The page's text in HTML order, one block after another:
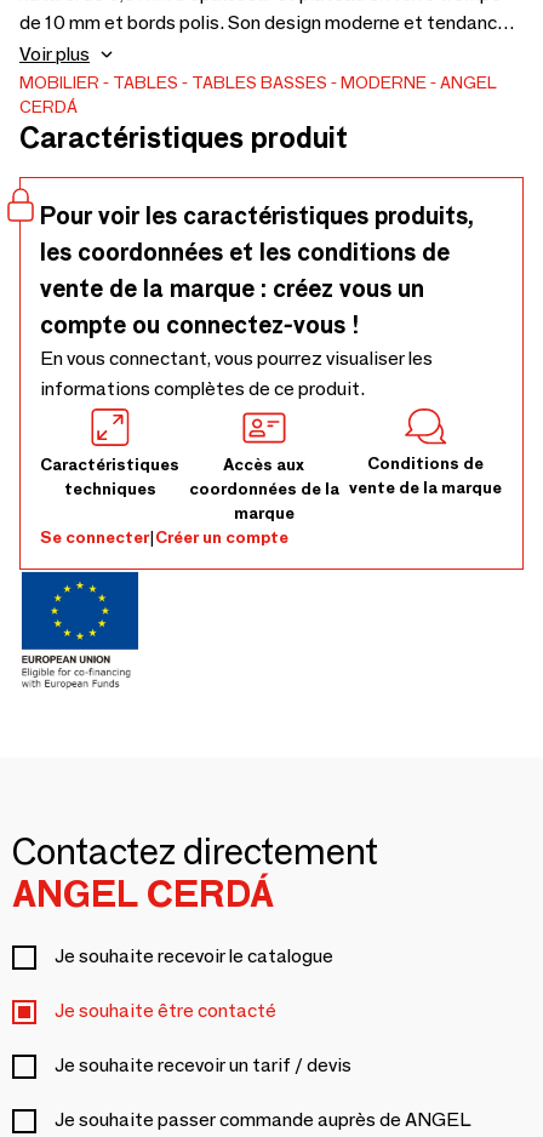
de 10 mm et bords polis. Son design moderne et tendance
en fait une pièce parfaite pour apporter la touche
différente que vous recherchez dans votre salon.
Voir plus
MOBILIER TABLES TABLES BASSES MODERNE
ANGEL
CERDÁ
Caractéristiques produit
Pour voir les caractéristiques produits,
les coordonnées et les conditions de
vente de la marque : créez vous un
compte ou connectez-vous !
En vous connectant, vous pourrez visualiser les
informations complètes de ce produit.
Caractéristiques
techniques
Accès aux
coordonnées de la
marque
Conditions de
vente de la marque
Se connecter|Créer un compte
Contactez directement
ANGEL CERDÁ
Je souhaite recevoir le catalogue
Je souhaite être contacté
Je souhaite recevoir un tarif / devis
Je souhaite passer commande auprès de ANGEL